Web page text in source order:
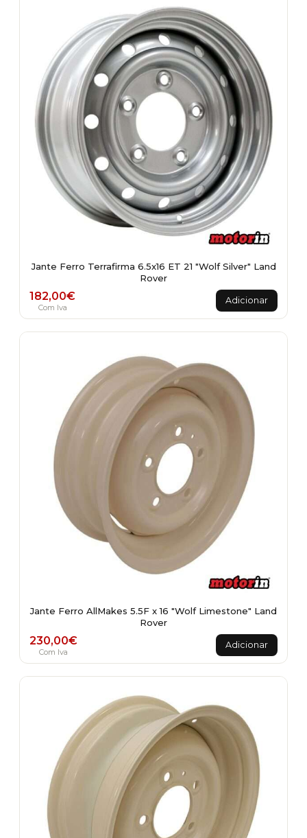
Jante Ferro Terrafirma 6.5x16 ET 21 "Wolf Silver" Land
Rover
182,00€
Com Iva
Adicionar
Jante Ferro AllMakes 5.5F x 16 "Wolf Limestone" Land
Rover
230,00€
Com Iva
Adicionar